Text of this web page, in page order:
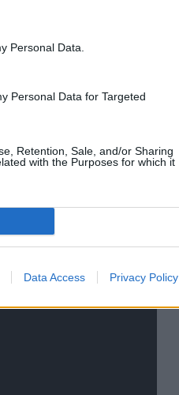
Personal Data.
Personal Data for Targeted
Retention, Sale, and/or Sharing
with the Purposes for which it
Data Access Privacy Policy
και η εταιρία
ήταν απολύτως
Fertiliser Technology
υπαλλήλου Luo.
κάτι από την
τέτοιο,
δυνατό